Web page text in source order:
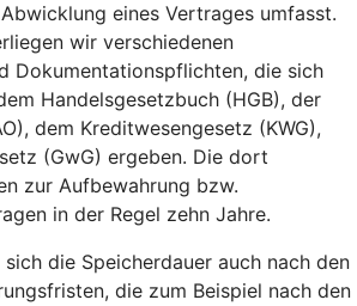
eines Vertrages umfasst.
wir verschiedenen
Dokumentationspflichten, die sich
Handelsgesetzbuch (HGB), der
dem Kreditwesengesetz (KWG),
(GwG) ergeben. Die dort
zur Aufbewahrung bzw.
in der Regel zehn Jahre.
die Speicherdauer auch nach den
die zum Beispiel nach den